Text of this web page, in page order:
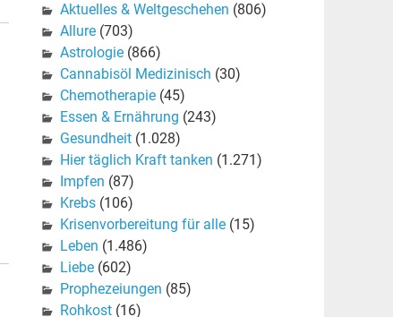
Aktuelles & Weltgeschehen (806)
Allure(703)
Astrologie(866)
Cannabisöl Medizinisch (30)
Chemotherapie(45)
Essen & Ernährung (243)
Gesundheit(1.028)
Hier täglich Kraft tanken (1.271)
Impfen (87)
Krebs(106)
Krisenvorbereitung für alle(15)
Leben (1.486)
Liebe(602)
Prophezeiungen (85)
Rohkost(16)